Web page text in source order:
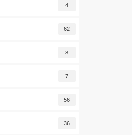
4
62
8
7
56
36